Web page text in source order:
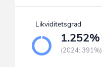
Likviditetsgrad
1.252%
(2024: 391%)